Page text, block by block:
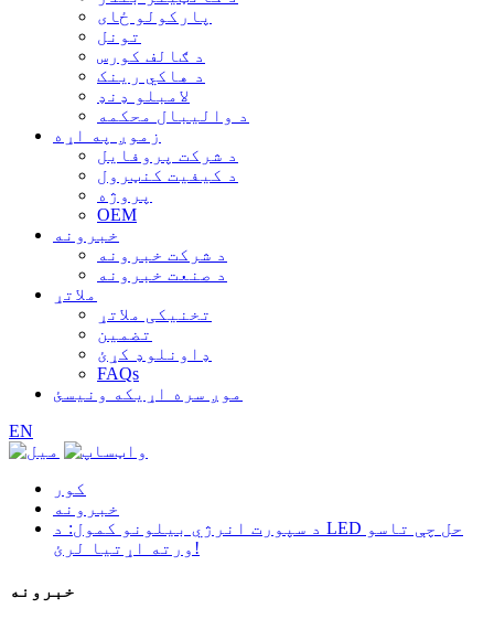
پارکولو ځای
تونل
د ګالف کورس
د هاکي رینک
لامبلو ډنډ
د والیبال محکمه
زموږ په اړه
د شرکت پروفایل
د کیفیت کنټرول
پروژه
OEM
خبرونه
د شرکت خبرونه
د صنعت خبرونه
ملاتړ
تخنیکی ملاتړ
تضمین
ډاونلوډ کړئ
FAQs
موږ سره اړیکه ونیسئ
EN
کور
خبرونه
د سپورت انرژي بیلونو کمول: د LED حل چې تاسو
ورته اړتیا لرئ!
خبرونه